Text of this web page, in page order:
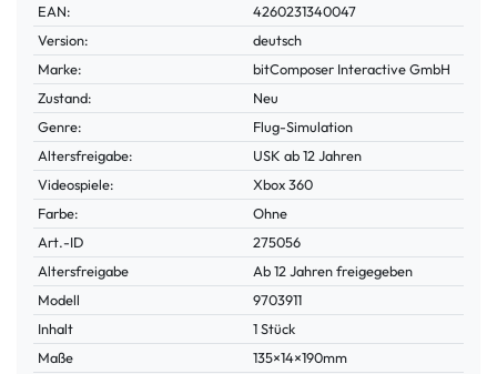
Technisches
Merkmal
Wert
EAN:
4260231340047
Version:
deutsch
Marke:
bitComposer Interactive GmbH
Zustand:
Neu
Genre:
Flug-Simulation
Altersfreigabe:
USK ab 12 Jahren
Videospiele:
Xbox 360
Farbe:
Ohne
Technisches
Merkmal
Wert
Art.-ID
275056
Altersfreigabe
Ab 12 Jahren freigegeben
Modell
9703911
Inhalt
1 Stück
Maße
135×14×190mm